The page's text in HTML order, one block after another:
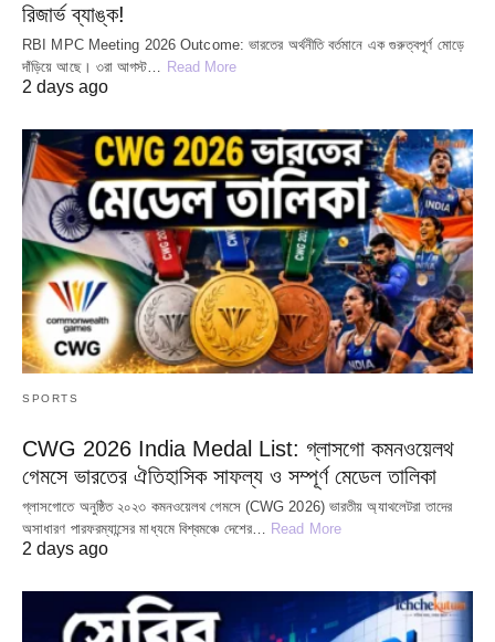
রিজার্ভ ব্যাঙ্ক!
RBI MPC Meeting 2026 Outcome: ভারতের অর্থনীতি বর্তমানে এক গুরুত্বপূর্ণ মোড়ে
দাঁড়িয়ে আছে। ৩রা আগস্ট… Read More
2 days ago
SPORTS
CWG 2026 India Medal List: গ্লাসগো কমনওয়েলথ
গেমসে ভারতের ঐতিহাসিক সাফল্য ও সম্পূর্ণ মেডেল তালিকা
গ্লাসগোতে অনুষ্ঠিত ২০২৩ কমনওয়েলথ গেমসে (CWG 2026) ভারতীয় অ্যাথলেটরা তাদের
অসাধারণ পারফরম্যান্সের মাধ্যমে বিশ্বমঞ্চে দেশের… Read More
2 days ago